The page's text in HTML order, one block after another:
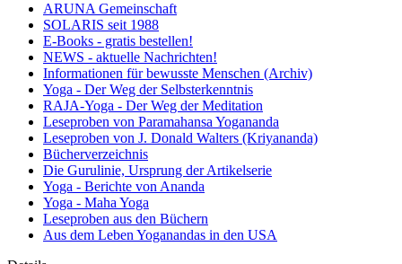
ARUNA Gemeinschaft
SOLARIS seit 1988
E-Books - gratis bestellen!
NEWS - aktuelle Nachrichten!
Informationen für bewusste Menschen (Archiv)
Yoga - Der Weg der Selbsterkenntnis
RAJA-Yoga - Der Weg der Meditation
Leseproben von Paramahansa Yogananda
Leseproben von J. Donald Walters (Kriyananda)
Bücherverzeichnis
Die Gurulinie, Ursprung der Artikelserie
Yoga - Berichte von Ananda
Yoga - Maha Yoga
Leseproben aus den Büchern
Aus dem Leben Yoganandas in den USA